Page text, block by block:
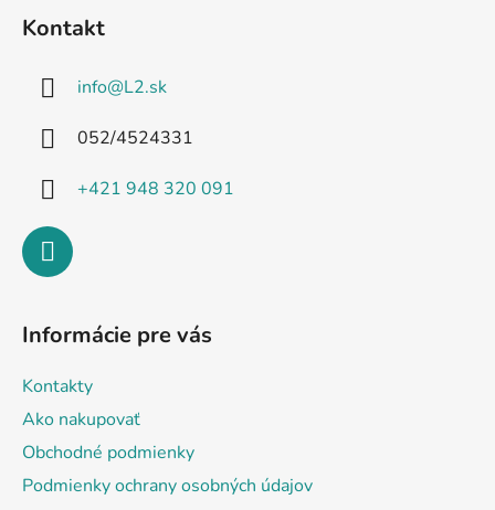
Kontakt
info@L2.sk
052/4524331
+421 948 320 091
Informácie pre vás
Kontakty
Ako nakupovať
Obchodné podmienky
Podmienky ochrany osobných údajov